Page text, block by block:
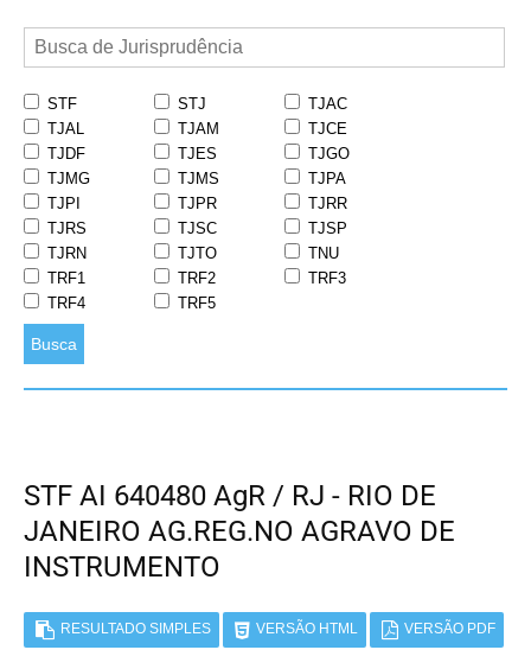
STF STJ
TJAC
TJAL
TJAM
TJCE
TJDF
TJES
TJGO
TJMG
TJMS
TJPA
TJPI
TJPR
TJRR
TJRS
TJSC
TJSP
TJRN
TJTO
TNU
TRF1
TRF2
TRF3
TRF4
TRF5
Busca
STF AI 640480 AgR / RJ - RIO DE
JANEIRO AG.REG.NO AGRAVO DE
INSTRUMENTO
RESULTADO SIMPLES VERSÃO HTML VERSÃO PDF